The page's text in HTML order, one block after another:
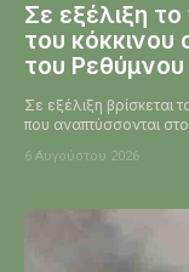
Σε εξέλιξη
του κόκκινου
του Ρεθύμνου
Σε εξέλιξη βρίσκεται
που αναπτύσσονται
6 Αυγούστου 2026